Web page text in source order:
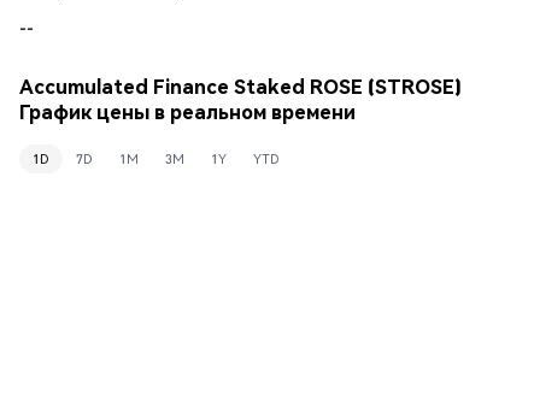
--
Accumulated Finance Staked ROSE (STROSE)
График цены в реальном времени
1D 7D 1M 3M 1Y YTD